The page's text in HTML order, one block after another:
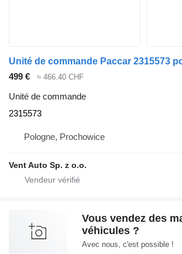
499 € ≈ 466.40 CHF
Unité de commande
2315573
Pologne, Prochowice
Vent Auto Sp. z o.o.
Vous vendez des
véhicules ?
Avec nous, c'est possible !